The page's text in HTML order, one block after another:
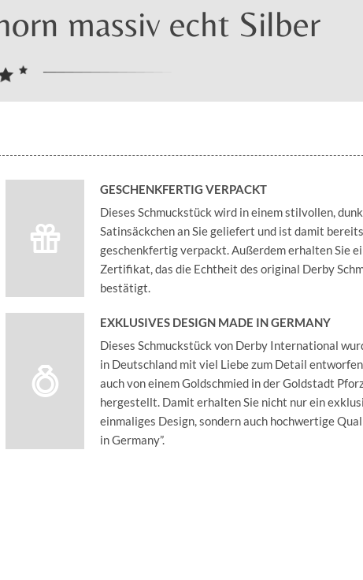
massiv echt Silber
GESCHENKFERTIG VERPACKT
Dieses Schmuckstück wird in einem stilvollen,
Satinsäckchen an Sie geliefert und ist damit bereits
geschenkfertig verpackt. Außerdem erhalten Sie
Zertifikat, das die Echtheit des original Derby
bestätigt.
EXKLUSIVES DESIGN MADE IN GERMANY
Dieses Schmuckstück von Derby International
in Deutschland mit viel Liebe zum Detail
auch von einem Goldschmied in der Goldstadt
hergestellt. Damit erhalten Sie nicht nur ein
einmaliges Design, sondern auch hochwertige
in Germany”.